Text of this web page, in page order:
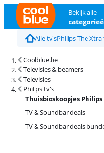
Bekijk alle
Alle tv'sPhilips The Xtra
Coolblue.be
Televisies & beamers
Televisies
Philips tv's
Thuisbioskoopjes Philips
TV & Soundbar deals
TV & Soundbar deals